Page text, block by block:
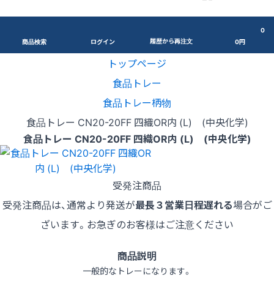
商品検索 ログイン 履歴から再注文
0
0円
トップページ
食品トレー
食品トレー柄物
食品トレー CN20-20FF 四織OR内 (L) (中央化学)
食品トレー CN20-20FF 四織OR内 (L) (中央化学)
受発注商品
受発注商品は、通常より発送が最長３営業日程遅れる場合がご
ざいます。お急ぎのお客様はご注意ください
商品説明
一般的なトレーになります。